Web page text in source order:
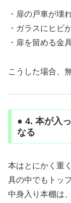
・扉の戸車が壊
・ガラスにヒビ
・扉を留める金
こうした場合、
● 4. 本が入
なる
本はとにかく重
具の中でもトッ
中身入り本棚は